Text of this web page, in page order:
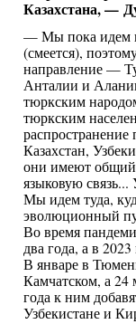
Казахстана, —
— Мы пока идем
(смеется),
направление —
Анталии и
тюркским
тюркским
Казахстан,
они имеют общий
языковую связь...
Мы идем туда,
эволюционный
Во время
два года, а в
В январе в
Камчатском, а
года к ним
Узбекистане и